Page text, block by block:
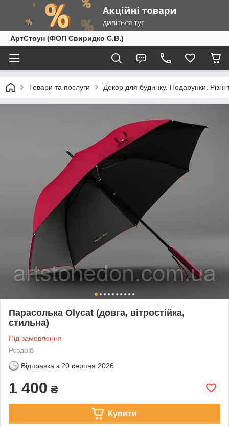
АртСтоун (ФОП Свиридко С.В.)
Товари та послуги Декор для будинку. Подарунки.
Парасолька Olycat (довга, вітростійка,
стильна)
Під замовлення
Роздріб
Відправка з 20 серпня 2026
1 400 ₴
Купити